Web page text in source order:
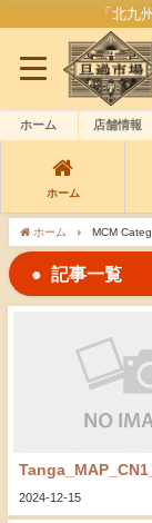
「北九
ホーム 店舗情報
ホーム
ホーム MCM
記事一覧
2024-12-15